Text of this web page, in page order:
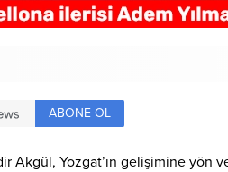
ABONE OL
Akgül, Yozgat’ın gelişimine